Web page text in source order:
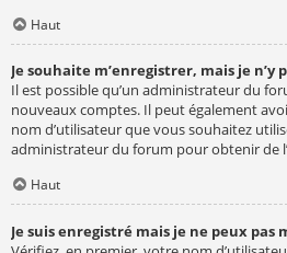
Haut
Je souhaite m’enregistrer, mais je n’y
Il est possible qu’un administrateur du
nouveaux comptes. Il peut également
nom d’utilisateur que vous souhaitez
administrateur du forum pour obtenir de
Haut
Je suis enregistré mais je ne peux pas